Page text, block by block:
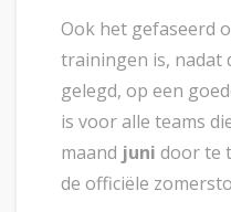
Ook het gefaseerd
trainingen is, nadat
gelegd, op een
is voor alle teams
maand juni door te
de officiële